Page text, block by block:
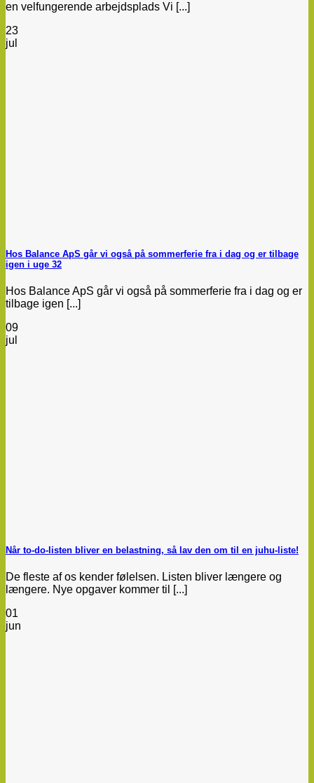
en velfungerende arbejdsplads Vi [...]
23
jul
Hos Balance ApS går vi også på sommerferie fra i dag og er tilbage
igen i uge 32
Hos Balance ApS går vi også på sommerferie fra i dag og er
tilbage igen [...]
09
jul
Når to-do-listen bliver en belastning, så lav den om til en juhu-liste!
De fleste af os kender følelsen. Listen bliver længere og
længere. Nye opgaver kommer til [...]
01
jun